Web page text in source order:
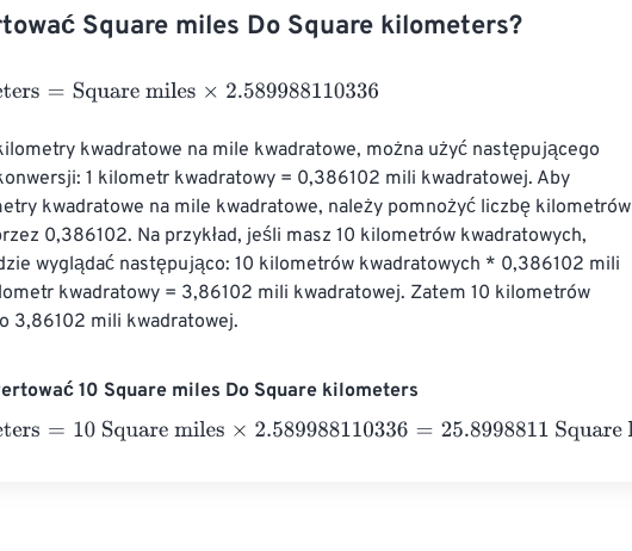
Square miles Do Square kilometers?
=Square miles×2.589988110336
kwadratowe na mile kwadratowe, można użyć następującego
1 kilometr kwadratowy = 0,386102 mili kwadratowej. Aby
kwadratowe na mile kwadratowe, należy pomnożyć liczbę kilometrów
0,386102. Na przykład, jeśli masz 10 kilometrów kwadratowych,
wyglądać następująco: 10 kilometrów kwadratowych * 0,386102 mili
kwadratowy = 3,86102 mili kwadratowej. Zatem 10 kilometrów
3,86102 mili kwadratowej.
10 Square miles Do Square kilometers
=10 Square miles ×2.589988110336=25.8998811 Square kilometers